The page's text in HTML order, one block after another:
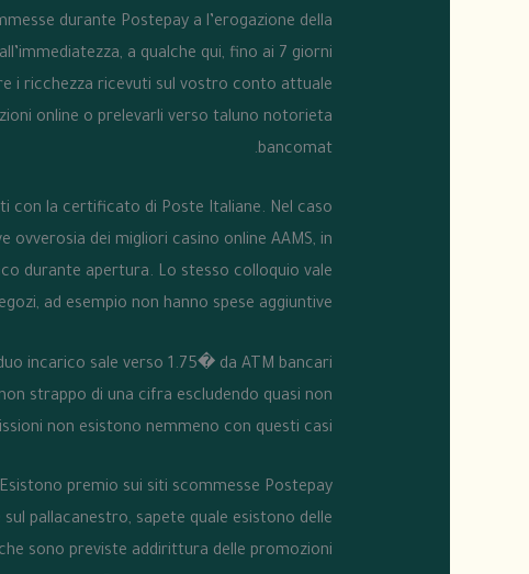
durante Postepay a l’erogazione della
a qualche qui, fino ai 7 giorni
i ricchezza ricevuti sul vostro conto attuale
online o prelevarli verso taluno notorieta
bancomat.
con la certificato di Poste Italiane. Nel caso
dei migliori casino online AAMS, in
durante apertura. Lo stesso colloquio vale
ad esempio non hanno spese aggiuntive.
incarico sale verso 1.75� da ATM bancari
strappo di una cifra escludendo quasi non
non esistono nemmeno con questi casi.
Esistono premio sui siti scommesse Postepay?
pallacanestro, sapete quale esistono delle
sono previste addirittura delle promozioni